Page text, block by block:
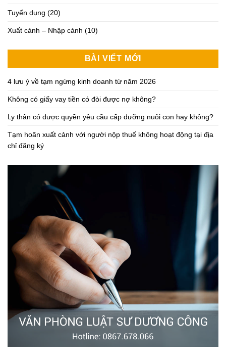
Tuyển dụng (20)
Xuất cảnh – Nhập cảnh (10)
BÀI VIẾT MỚI
4 lưu ý về tạm ngừng kinh doanh từ năm 2026
Không có giấy vay tiền có đòi được nợ không?
Ly thân có được quyền yêu cầu cấp dưỡng nuôi con hay không?
Tạm hoãn xuất cảnh với người nộp thuế không hoạt động tại địa
chỉ đăng ký